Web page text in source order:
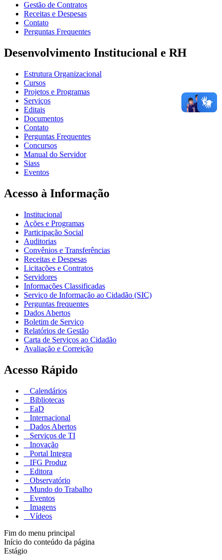
Gestão de Contratos
Receitas e Despesas
Contato
Perguntas Frequentes
Desenvolvimento Institucional e RH
Estrutura Organizacional
Cursos
Projetos e Programas
Serviços
Editais
Documentos
Contato
Perguntas Frequentes
Concursos
Manual do Servidor
Siass
Eventos
Acesso à Informação
Institucional
Ações e Programas
Participação Social
Auditorias
Convênios e Transferências
Receitas e Despesas
Licitações e Contratos
Servidores
Informações Classificadas
Serviço de Informação ao Cidadão (SIC)
Perguntas frequentes
Dados Abertos
Boletim de Serviço
Relatórios de Gestão
Carta de Serviços ao Cidadão
Avaliação e Correição
Acesso Rápido
Calendários
Bibliotecas
EaD
Internacional
Dados Abertos
Serviços de TI
Inovação
Portal Integra
IFG Produz
Editora
Observatório
Mundo do Trabalho
Eventos
Imagens
Vídeos
Fim do menu principal
Início do conteúdo da página
Estágio